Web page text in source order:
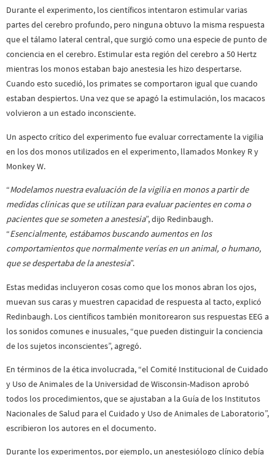
Durante el experimento, los científicos intentaron estimular varias
partes del cerebro profundo, pero ninguna obtuvo la misma respuesta
que el tálamo lateral central, que surgió como una especie de punto de
conciencia en el cerebro. Estimular esta región del cerebro a 50 Hertz
mientras los monos estaban bajo anestesia les hizo despertarse.
Cuando esto sucedió, los primates se comportaron igual que cuando
estaban despiertos. Una vez que se apagó la estimulación, los macacos
volvieron a un estado inconsciente.
Un aspecto crítico del experimento fue evaluar correctamente la vigilia
en los dos monos utilizados en el experimento, llamados Monkey R y
Monkey W.
“Modelamos nuestra evaluación de la vigilia en monos a partir de
medidas clínicas que se utilizan para evaluar pacientes en coma o
pacientes que se someten a anestesia”, dijo Redinbaugh.
“Esencialmente, estábamos buscando aumentos en los
comportamientos que normalmente verías en un animal, o humano,
que se despertaba de la anestesia”.
Estas medidas incluyeron cosas como que los monos abran los ojos,
muevan sus caras y muestren capacidad de respuesta al tacto, explicó
Redinbaugh. Los científicos también monitorearon sus respuestas EEG a
los sonidos comunes e inusuales, “que pueden distinguir la conciencia
de los sujetos inconscientes”, agregó.
En términos de la ética involucrada, “el Comité Institucional de Cuidado
y Uso de Animales de la Universidad de Wisconsin-Madison aprobó
todos los procedimientos, que se ajustaban a la Guía de los Institutos
Nacionales de Salud para el Cuidado y Uso de Animales de Laboratorio”,
escribieron los autores en el documento.
Durante los experimentos, por ejemplo, un anestesiólogo clínico debía